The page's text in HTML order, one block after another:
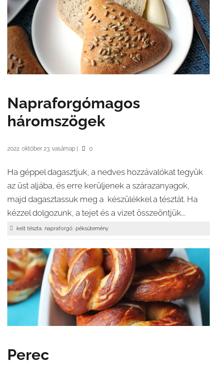
Napraforgómagos
háromszögek
2022. október 23. vasárnap 0
Ha géppel dagasztjuk, a nedves hozzávalókat tegyük
az üst aljába, és erre kerüljenek a szárazanyagok,
majd dagasztassuk meg a készülékkel a tésztát. Ha
kézzel dolgozunk, a tejet és a vizet összeöntjük...
kelt tészta, napraforgó, péksütemény
Perec